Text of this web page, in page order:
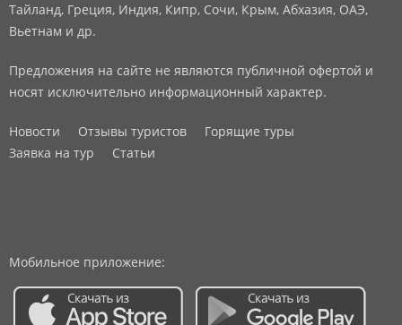
Тайланд, Греция, Индия, Кипр, Сочи, Крым, Абхазия, ОАЭ,
Вьетнам и др.
Предложения на сайте не являются публичной офертой и
носят исключительно информационный характер.
Новости Отзывы туристов
Горящие туры
Заявка на тур
Статьи
Мобильное приложение: